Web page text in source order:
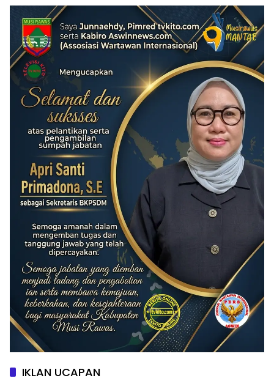
IKLAN UCAPAN